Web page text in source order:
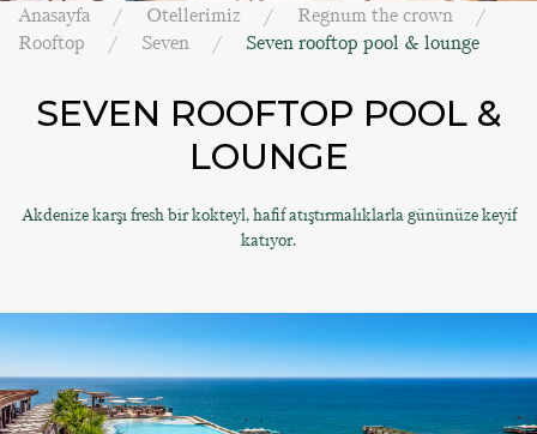
Anasayfa Otellerimiz
Regnum the crown
Rooftop
Seven Seven rooftop pool & lounge
SEVEN ROOFTOP POOL &
LOUNGE
Akdenize karşı fresh bir kokteyl, hafif atıştırmalıklarla gününüze keyif
katıyor.